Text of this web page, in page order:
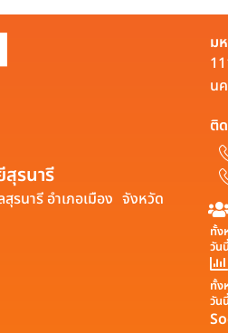
สุรนารี
รนารี อำเภอเมือง จังหวัด
ม
น
ติ
ทั้ง
วัน
ทั้ง
วัน